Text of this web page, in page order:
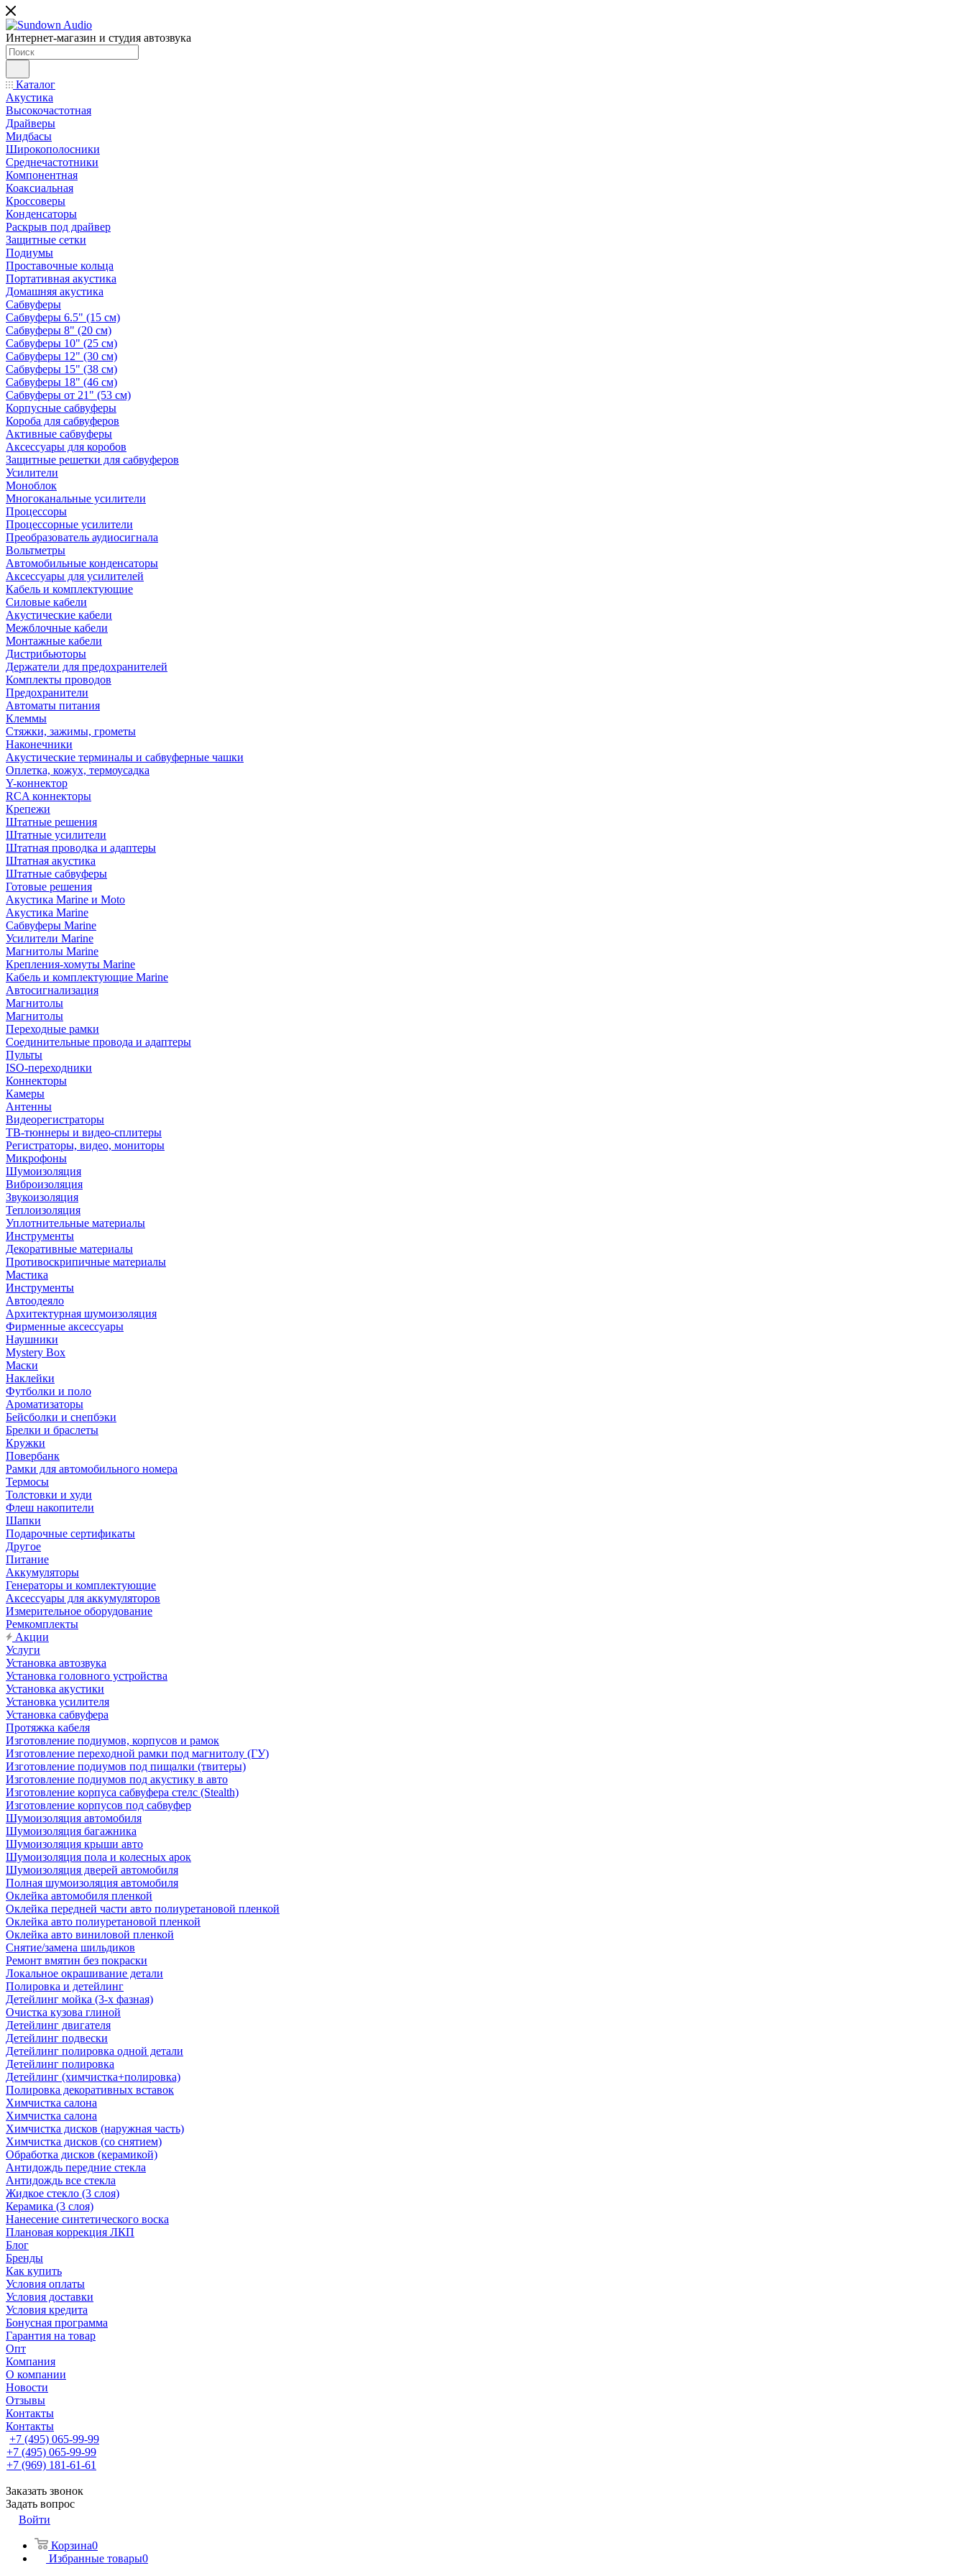
Интернет-магазин и студия автозвука
Каталог
Акустика
Высокочастотная
Драйверы
Мидбасы
Широкополосники
Среднечастотники
Компонентная
Коаксиальная
Кроссоверы
Конденсаторы
Раскрыв под драйвер
Защитные сетки
Подиумы
Проставочные кольца
Портативная акустика
Домашняя акустика
Сабвуферы
Сабвуферы 6.5" (15 см)
Сабвуферы 8" (20 см)
Сабвуферы 10" (25 см)
Сабвуферы 12" (30 см)
Сабвуферы 15" (38 см)
Сабвуферы 18" (46 см)
Сабвуферы от 21" (53 см)
Корпусные сабвуферы
Короба для сабвуферов
Активные сабвуферы
Аксессуары для коробов
Защитные решетки для сабвуферов
Усилители
Моноблок
Многоканальные усилители
Процессоры
Процессорные усилители
Преобразователь аудиосигнала
Вольтметры
Автомобильные конденсаторы
Аксессуары для усилителей
Кабель и комплектующие
Силовые кабели
Акустические кабели
Межблочные кабели
Монтажные кабели
Дистрибьюторы
Держатели для предохранителей
Комплекты проводов
Предохранители
Автоматы питания
Клеммы
Стяжки, зажимы, грометы
Наконечники
Акустические терминалы и сабвуферные чашки
Оплетка, кожух, термоусадка
Y-коннектор
RCA коннекторы
Крепежи
Штатные решения
Штатные усилители
Штатная проводка и адаптеры
Штатная акустика
Штатные сабвуферы
Готовые решения
Акустика Marine и Moto
Акустика Marine
Сабвуферы Marine
Усилители Marine
Магнитолы Marine
Крепления-хомуты Marine
Кабель и комплектующие Marine
Автосигнализация
Магнитолы
Магнитолы
Переходные рамки
Соединительные провода и адаптеры
Пульты
ISO-переходники
Коннекторы
Камеры
Антенны
Видеорегистраторы
ТВ-тюннеры и видео-сплитеры
Регистраторы, видео, мониторы
Микрофоны
Шумоизоляция
Виброизоляция
Звукоизоляция
Теплоизоляция
Уплотнительные материалы
Инструменты
Декоративные материалы
Противоскрипичные материалы
Мастика
Инструменты
Автоодеяло
Архитектурная шумоизоляция
Фирменные аксессуары
Наушники
Mystery Box
Маски
Наклейки
Футболки и поло
Ароматизаторы
Бейсболки и снепбэки
Брелки и браслеты
Кружки
Повербанк
Рамки для автомобильного номера
Термосы
Толстовки и худи
Флеш накопители
Шапки
Подарочные сертификаты
Другое
Питание
Аккумуляторы
Генераторы и комплектующие
Аксессуары для аккумуляторов
Измерительное оборудование
Ремкомплекты
Акции
Услуги
Установка автозвука
Установка головного устройства
Установка акустики
Установка усилителя
Установка сабвуфера
Протяжка кабеля
Изготовление подиумов, корпусов и рамок
Изготовление переходной рамки под магнитолу (ГУ)
Изготовление подиумов под пищалки (твитеры)
Изготовление подиумов под акустику в авто
Изготовление корпуса сабвуфера стелс (Stealth)
Изготовление корпусов под сабвуфер
Шумоизоляция автомобиля
Шумоизоляция багажника
Шумоизоляция крыши авто
Шумоизоляция пола и колесных арок
Шумоизоляция дверей автомобиля
Полная шумоизоляция автомобиля
Оклейка автомобиля пленкой
Оклейка передней части авто полиуретановой пленкой
Оклейка авто полиуретановой пленкой
Оклейка авто виниловой пленкой
Снятие/замена шильдиков
Ремонт вмятин без покраски
Локальное окрашивание детали
Полировка и детейлинг
Детейлинг мойка (3-х фазная)
Очистка кузова глиной
Детейлинг двигателя
Детейлинг подвески
Детейлинг полировка одной детали
Детейлинг полировка
Детейлинг (химчистка+полировка)
Полировка декоративных вставок
Химчистка салона
Химчистка салона
Химчистка дисков (наружная часть)
Химчистка дисков (со снятием)
Обработка дисков (керамикой)
Антидождь передние стекла
Антидождь все стекла
Жидкое стекло (3 слоя)
Керамика (3 слоя)
Нанесение синтетического воска
Плановая коррекция ЛКП
Блог
Бренды
Как купить
Условия оплаты
Условия доставки
Условия кредита
Бонусная программа
Гарантия на товар
Опт
Компания
О компании
Новости
Отзывы
Контакты
Контакты
+7 (495) 065-99-99
+7 (495) 065-99-99
+7 (969) 181-61-61
Заказать звонок
Задать вопрос
Войти
Корзина0
Избранные товары0